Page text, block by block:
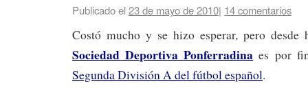
Publicado el23 de mayo de 2010| 14 comentarios
Costó mucho y se hizo esperar, pero desde
Sociedad Deportiva Ponferradina es por
Segunda División A del fútbol español.